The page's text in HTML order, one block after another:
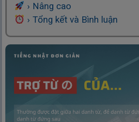
› Nâng cao
› Tổng kết và Bình luận